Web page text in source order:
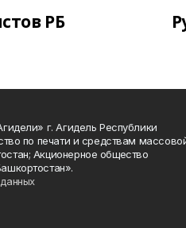
РБ
г. Агидель Республики
по печати и средствам
Акционерное общество